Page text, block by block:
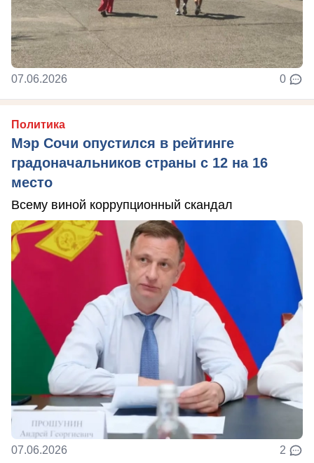
07.06.2026 0
Политика
Мэр Сочи опустился в рейтинге
градоначальников страны с 12 на 16
место
Всему виной коррупционный скандал
07.06.2026 2